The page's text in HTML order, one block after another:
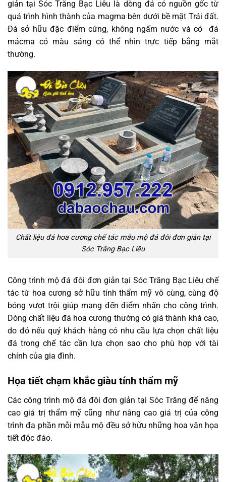
giản tại Sóc Trăng Bạc Liêu là dòng đá có nguồn gốc từ
quá trình hình thành của magma bên dưới bề mặt Trái đất.
Đá sở hữu đặc điểm cứng, không ngấm nước và có đá
mácma có màu sáng có thể nhìn trực tiếp bằng mắt
thường.
Chất liệu đá hoa cương chế tác mẫu mộ đá đôi đơn giản tại
Sóc Trăng Bạc Liêu
Công trình mộ đá đôi đơn giản tại Sóc Trăng Bạc Liêu chế
tác từ hoa cương sở hữu tính thẩm mỹ vô cùng, cùng độ
bóng vượt trội giúp mang đến điểm nhấn cho công trình.
Dòng chất liệu đá hoa cương thường có giá thành khá cao,
do đó nếu quý khách hàng có nhu cầu lựa chọn chất liệu
đá trong chế tác cần lựa chọn sao cho phù hợp với tài
chính của gia đình.
Họa tiết chạm khắc giàu tính thẩm mỹ
Các công trình mộ đá đôi đơn giản tại Sóc Trăng để nâng
cao giá trị thẩm mỹ cũng như nâng cao giá trị của công
trình đa phần mỗi mẫu mộ đều sở hữu những hoa văn họa
tiết độc đáo.